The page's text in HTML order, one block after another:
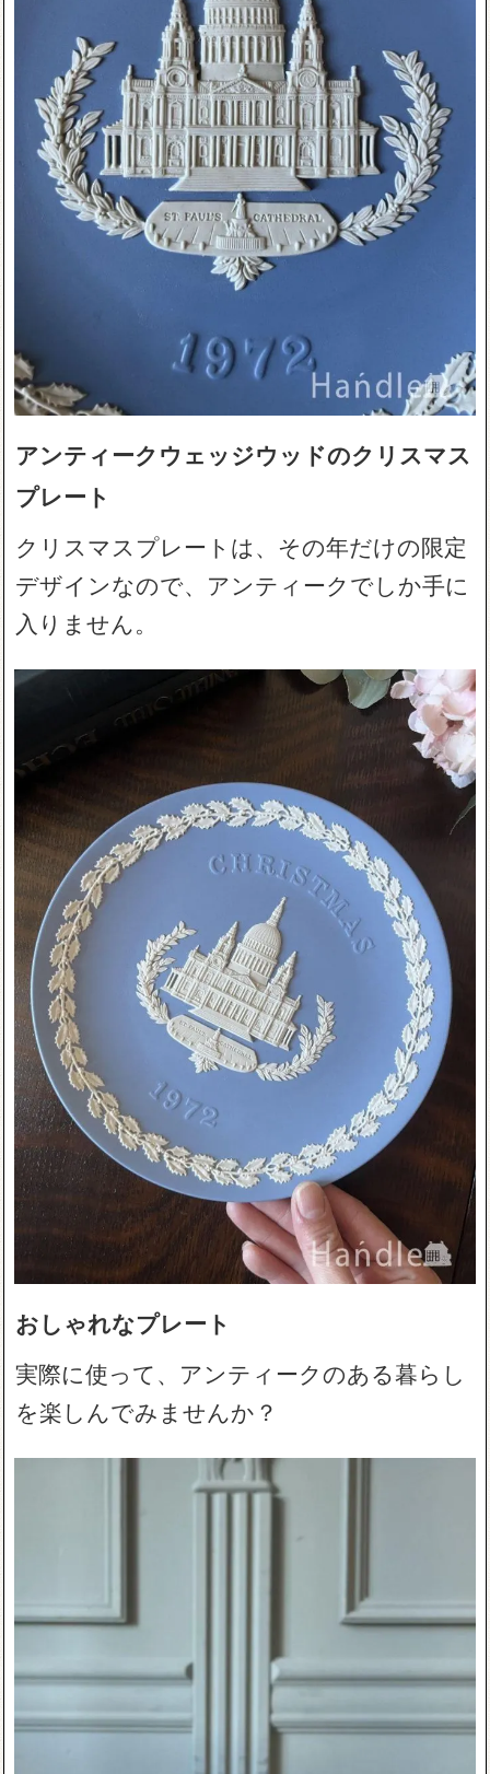
アンティークウェッジウッドのクリスマス
プレート
クリスマスプレートは、その年だけの限定
デザインなので、アンティークでしか手に
入りません。
おしゃれなプレート
実際に使って、アンティークのある暮らし
を楽しんでみませんか？